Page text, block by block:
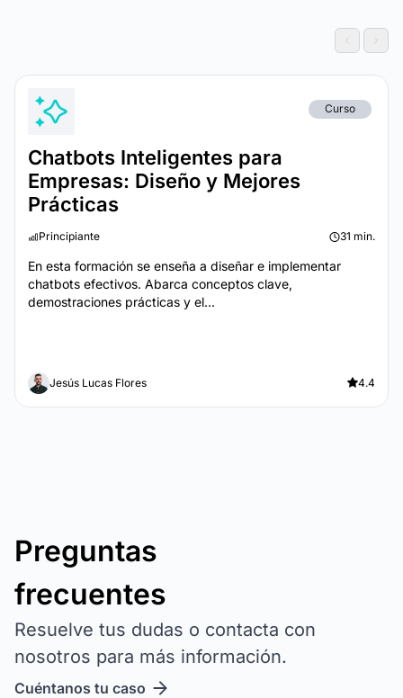
Curso
Chatbots Inteligentes para
Empresas: Diseño y Mejores
Prácticas
Principiante 31 min.
En esta formación se enseña a diseñar e implementar
chatbots efectivos. Abarca conceptos clave,
demostraciones prácticas y el...
Jesús Lucas Flores 4.4
Preguntas
frecuentes
Resuelve tus dudas o contacta con
nosotros para más información.
Cuéntanos tu caso